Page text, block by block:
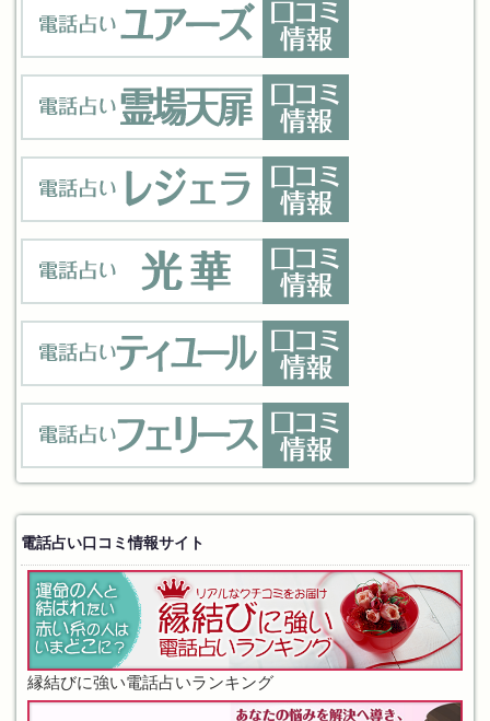
電話占い口コミ情報サイト
縁結びに強い電話占いランキング